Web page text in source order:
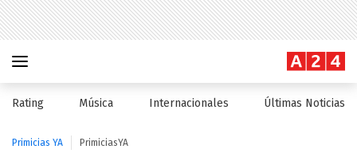
Rating Música Internacionales Últimas Noticias
Primicias YA PrimiciasYA